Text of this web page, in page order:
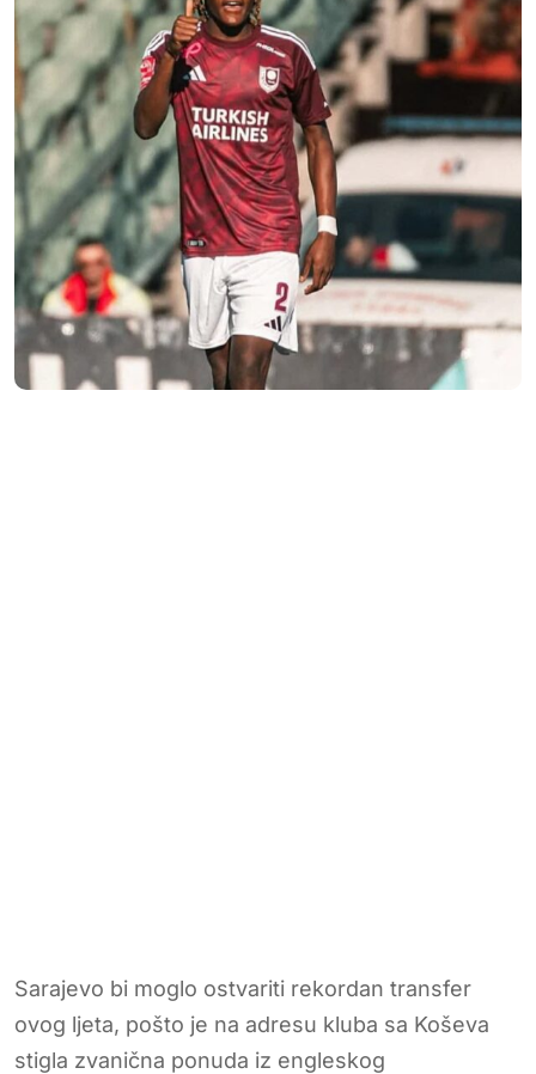
Sarajevo bi moglo ostvariti rekordan transfer
ovog ljeta, pošto je na adresu kluba sa Koševa
stigla zvanična ponuda iz engleskog